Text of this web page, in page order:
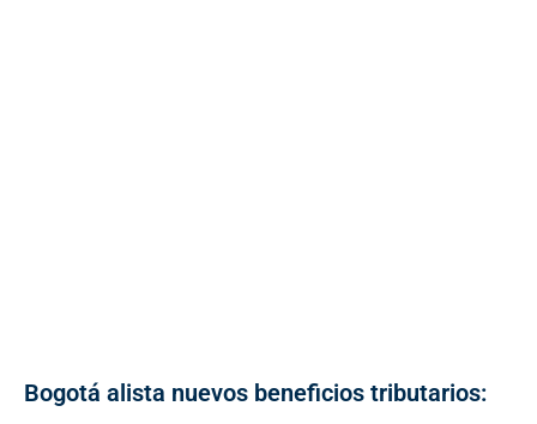
Bogotá alista nuevos beneficios tributarios: